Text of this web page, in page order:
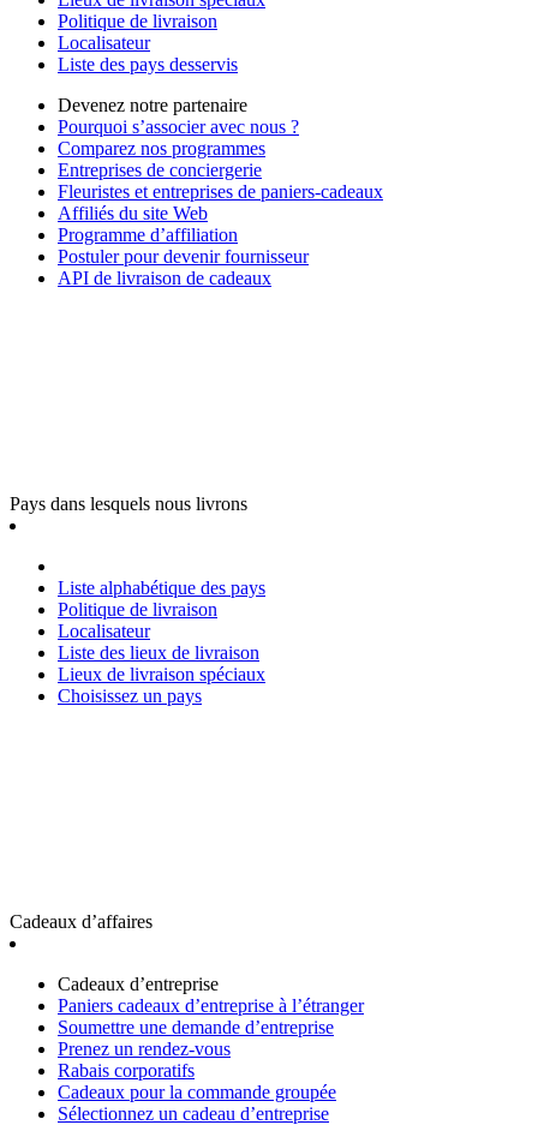
Politique de livraison
Localisateur
Liste des pays desservis
Devenez notre partenaire
Pourquoi s’associer avec nous ?
Comparez nos programmes
Entreprises de conciergerie
Fleuristes et entreprises de paniers-cadeaux
Affiliés du site Web
Programme d’affiliation
Postuler pour devenir fournisseur
API de livraison de cadeaux
Pays dans lesquels nous livrons
Liste alphabétique des pays
Politique de livraison
Localisateur
Liste des lieux de livraison
Lieux de livraison spéciaux
Choisissez un pays
Cadeaux d’affaires
Cadeaux d’entreprise
Paniers cadeaux d’entreprise à l’étranger
Soumettre une demande d’entreprise
Prenez un rendez-vous
Rabais corporatifs
Cadeaux pour la commande groupée
Sélectionnez un cadeau d’entreprise